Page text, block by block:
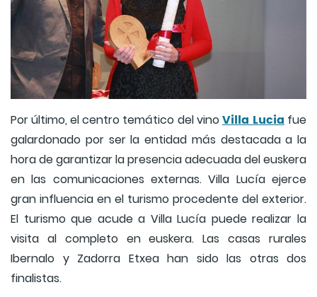
Por último, el centro temático del vinoVilla Lucia fue
galardonado por ser la entidad más destacada a la
hora de garantizar la presencia adecuada del euskera
en las comunicaciones externas. Villa Lucía ejerce
gran influencia en el turismo procedente del exterior.
El turismo que acude a Villa Lucía puede realizar la
visita al completo en euskera. Las casas rurales
Ibernalo y Zadorra Etxea han sido las otras dos
finalistas.